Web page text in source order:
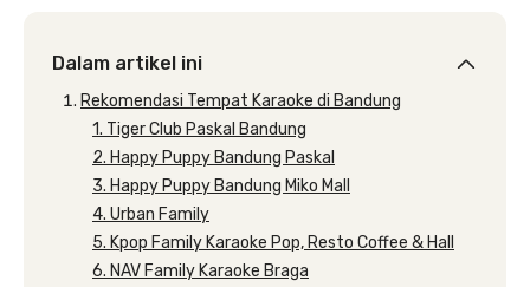
Dalam artikel ini
Rekomendasi Tempat Karaoke di Bandung
1. Tiger Club Paskal Bandung
2. Happy Puppy Bandung Paskal
3. Happy Puppy Bandung Miko Mall
4. Urban Family
5. Kpop Family Karaoke Pop, Resto Coffee & Hall
6. NAV Family Karaoke Braga